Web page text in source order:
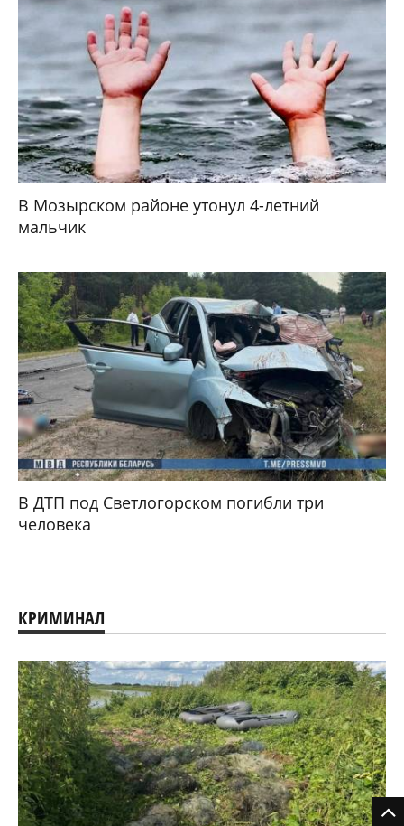
В Мозырском районе утонул 4-летний
мальчик
В ДТП под Светлогорском погибли три
человека
КРИМИНАЛ